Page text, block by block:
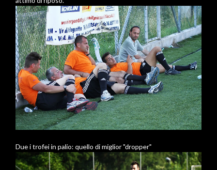
Due i trofei in palio: quello di miglior "dropper"